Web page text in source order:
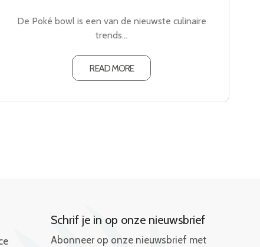
De Poké bowl is een van de nieuwste culinaire
trends…
READ MORE
Schrif je in op onze nieuwsbrief
Abonneer op onze nieuwsbrief met